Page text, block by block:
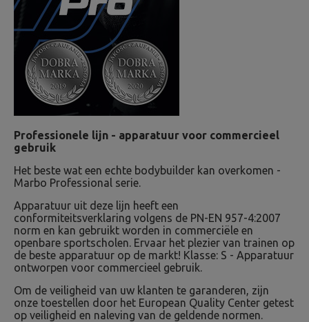
Professionele lijn - apparatuur voor commercieel
gebruik
Het beste wat een echte bodybuilder kan overkomen -
Marbo Professional serie.
Apparatuur uit deze lijn heeft een
conformiteitsverklaring volgens de PN-EN 957-4:2007
norm en kan gebruikt worden in commerciële en
openbare sportscholen. Ervaar het plezier van trainen op
de beste apparatuur op de markt! Klasse: S - Apparatuur
ontworpen voor commercieel gebruik.
Om de veiligheid van uw klanten te garanderen, zijn
onze toestellen door het European Quality Center getest
op veiligheid en naleving van de geldende normen.